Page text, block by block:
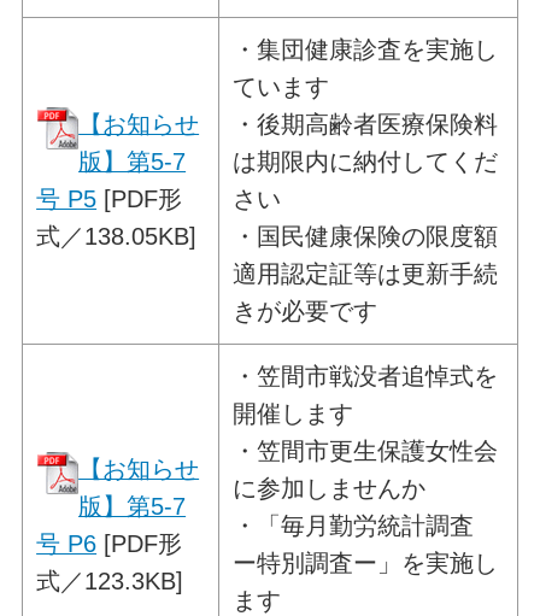
【お知らせ
版】第5-7
号 P5 [PDF形
式／138.05KB]
・集団健康診査を実施し
ています
・後期高齢者医療保険料
は期限内に納付してくだ
さい
・国民健康保険の限度額
適用認定証等は更新手続
きが必要です
【お知らせ
版】第5-7
号 P6 [PDF形
式／123.3KB]
・笠間市戦没者追悼式を
開催します
・笠間市更生保護女性会
に参加しませんか
・「毎月勤労統計調査
ー特別調査ー」を実施し
ます